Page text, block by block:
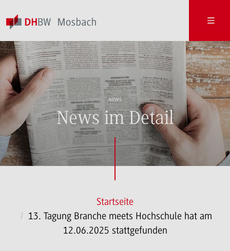
NEWS
News im Detail
Startseite
13. Tagung Branche meets Hochschule hat am
12.06.2025 stattgefunden